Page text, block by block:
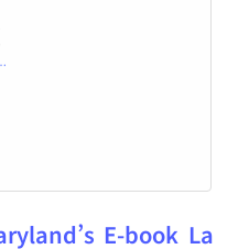
the-public-domain
E-book La